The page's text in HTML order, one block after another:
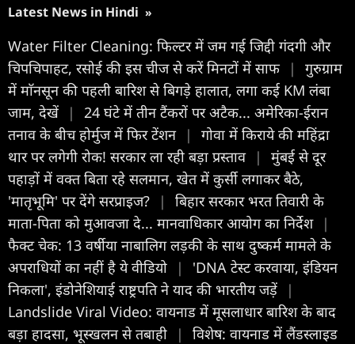
Latest News in Hindi »
Water Filter Cleaning: फिल्टर में जम गई जिद्दी गंदगी और
चिपचिपाहट, रसोई की इस चीज से करें मिनटों में साफ |
गुरुग्राम
में माॅनसून की पहली बारिश से बिगड़े हालात, लगा कई KM लंबा
जाम, देखें
|
24 घंटे में तीन टैंकरों पर अटैक... अमेरिका-ईरान
तनाव के बीच होर्मुज में फिर टेंशन |
गोवा में किराये की महिंद्रा
थार पर लगेगी रोक! सरकार ला रही बड़ा प्रस्ताव |
मुंबई से दूर
पहाड़ों में वक्त बिता रहे सलमान, खेत में कुर्सी लगाकर बैठे,
'मातृभूमि' पर देंगे सरप्राइज?
|
बिहार सरकार भरत तिवारी के
माता-पिता को मुआवजा दे... मानवाधिकार आयोग का निर्देश |
फैक्ट चेक: 13 वर्षीया नाबालिग लड़की के साथ दुष्कर्म मामले के
अपराधियों का नहीं है ये वीडियो
|
'DNA टेस्ट करवाया, इंडियन
निकला', इंडोनेशियाई राष्ट्रपति ने याद की भारतीय जड़ें
|
Landslide Viral Video: वायनाड में मूसलाधार बारिश के बाद
बड़ा हादसा, भूस्खलन से तबाही
|
विशेष: वायनाड में लैंडस्लाइड